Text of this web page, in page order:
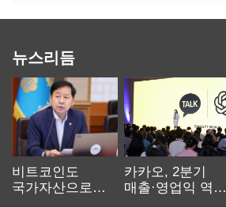
뉴스리듬
비트코인도
국가자산으로…'
카카오, 2분기
매출·영업익 역대